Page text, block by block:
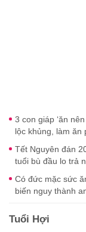
3 con giáp ‘ăn
lộc khủng, làm ăn
Tết Nguyên đán
tuổi bù đầu lo trả
Có đức mặc sức
biến nguy thành
Tuổi Hợi